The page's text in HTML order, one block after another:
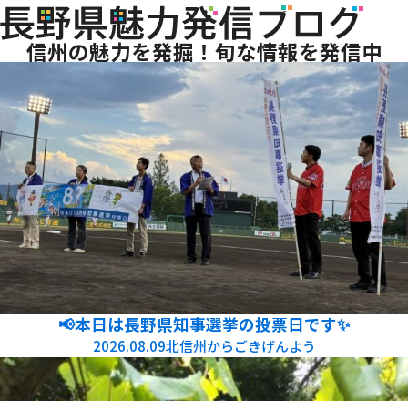
信州の魅力を発掘！旬な情報を発信中
📢本日は長野県知事選挙の投票日です✨
2026.08.09北信州からごきげんよう